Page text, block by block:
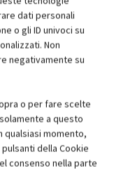
dati personali
o gli ID univoci su
Non
negativamente su
o per fare scelte
a questo
qualsiasi momento,
della Cookie
consenso nella parte